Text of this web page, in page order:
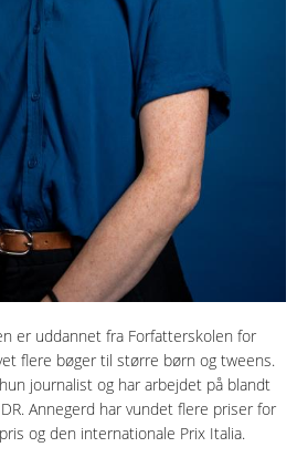
er uddannet fra Forfatterskolen for
flere bøger til større børn og tweens.
journalist og har arbejdet på blandt
Annegerd har vundet flere priser for
og den internationale Prix Italia.